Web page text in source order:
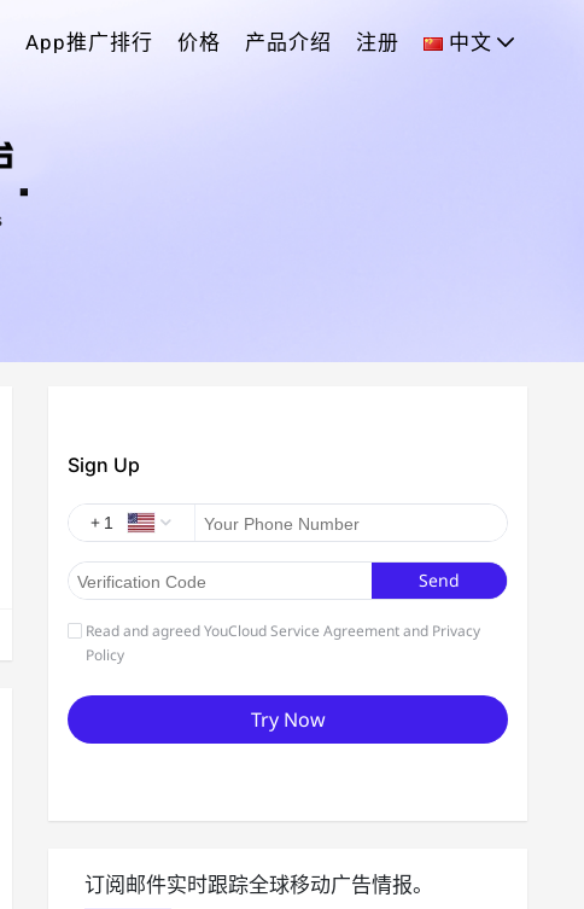
App推广排行 价格 产品介绍 注册 中文
订阅邮件实时跟踪全球移动广告情报。